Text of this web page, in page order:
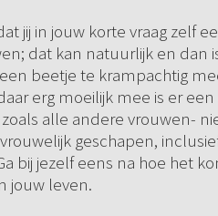
jij in jouw korte vraag zelf
dat kan natuurlijk en dan
beetje te krampachtig
erg moeilijk mee is er
alle andere vrouwen-
geschapen,
bij jezelf eens na hoe het
jouw leven.